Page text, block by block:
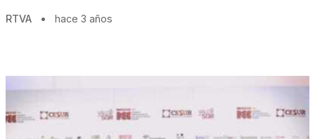
RTVA • hace 3 años